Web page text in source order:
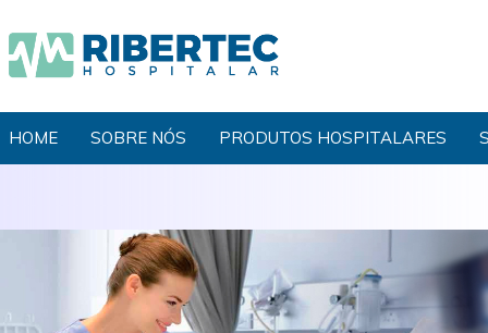
HOME SOBRE NÓS PRODUTOS HOSPITALARES